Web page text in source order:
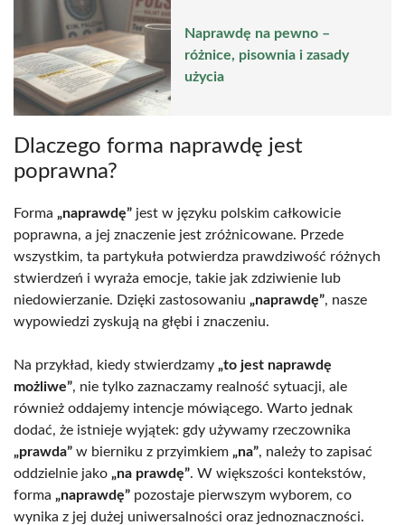
Naprawdę na pewno –
różnice, pisownia i zasady
użycia
Dlaczego forma naprawdę jest
poprawna?
Forma „naprawdę” jest w języku polskim całkowicie
poprawna, a jej znaczenie jest zróżnicowane. Przede
wszystkim, ta partykuła potwierdza prawdziwość różnych
stwierdzeń i wyraża emocje, takie jak zdziwienie lub
niedowierzanie. Dzięki zastosowaniu „naprawdę”, nasze
wypowiedzi zyskują na głębi i znaczeniu.
Na przykład, kiedy stwierdzamy „to jest naprawdę
możliwe”, nie tylko zaznaczamy realność sytuacji, ale
również oddajemy intencje mówiącego. Warto jednak
dodać, że istnieje wyjątek: gdy używamy rzeczownika
„prawda” w bierniku z przyimkiem „na”, należy to zapisać
oddzielnie jako „na prawdę”. W większości kontekstów,
forma „naprawdę” pozostaje pierwszym wyborem, co
wynika z jej dużej uniwersalności oraz jednoznaczności.